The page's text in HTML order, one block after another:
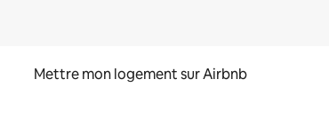
Mettre mon logement sur Airbnb